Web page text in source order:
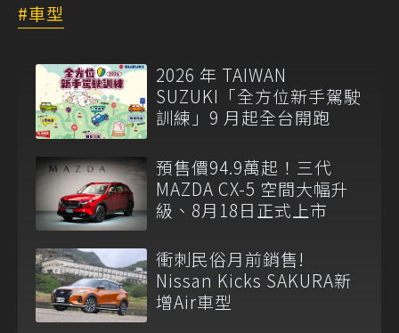
車型
2026 年 TAIWAN
SUZUKI「全方位新手駕駛
訓練」9 月起全台開跑
預售價94.9萬起！三代
MAZDA CX-5 空間大幅升
級、8月18日正式上市
衝刺民俗月前銷售!
Nissan Kicks SAKURA新
增Air車型